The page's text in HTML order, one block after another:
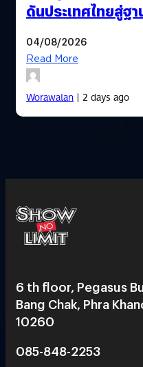
ดันประเทศไทยสู่ฐ
04/08/2026
Read More
Worawalan| 2 days ago
6 th floor, Pegasus
Bang Chak, Phra
10260
085-848-2253